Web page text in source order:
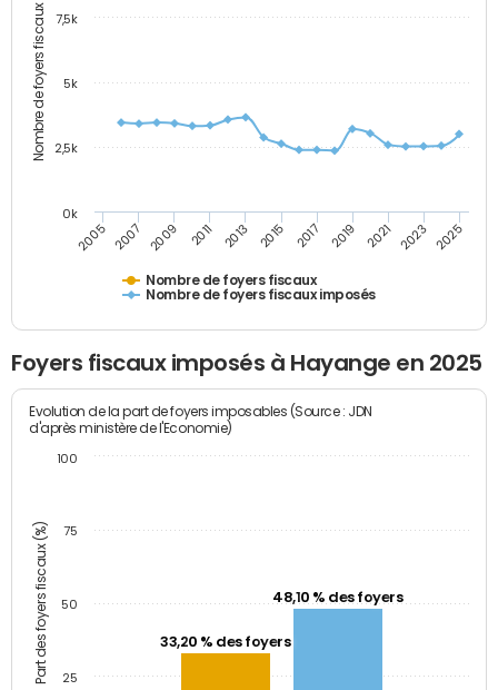
Nombre de foyers fiscaux
Nombre de foyers fiscaux
Nombre de foyers fiscaux imposés
2005 2007 2009 2011 2013 2015 2017 2019 2021 2023 2025
0k
2,5k
5k
7,5k
Foyers fiscaux imposés à Hayange en 2025
Part des foyers fiscaux (%)
Evolution de la part de foyers imposables (Source : JDN
d'après ministère de l'Economie)
33,20 % des foyers
48,10 % des foyers
25
50
75
100